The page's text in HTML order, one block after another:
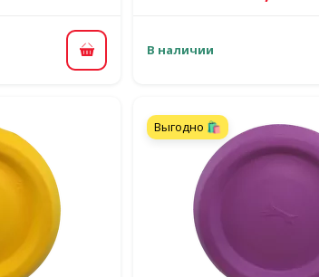
В корзинуВ наличии
Выгодно 🛍️